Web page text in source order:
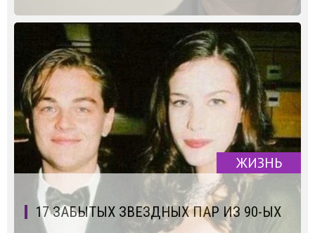
ЖИЗНЬ
17 ЗАБЫТЫХ ЗВЕЗДНЫХ ПАР ИЗ 90-ЫХ